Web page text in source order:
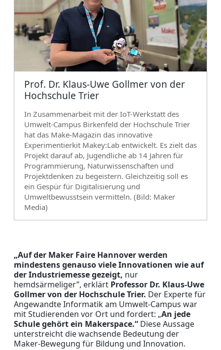
Prof. Dr. Klaus-Uwe Gollmer von der
Hochschule Trier
In Zusammenarbeit mit der IoT-Werkstatt des
Umwelt-Campus Birkenfeld der Hochschule Trier
hat das Make-Magazin das innovative
Experimentierkit Makey:Lab entwickelt. Es zielt das
Projekt darauf ab, Jugendliche ab 14 Jahren für
Programmierung, Naturwissenschaften und
Projektdenken zu begeistern. Gleichzeitig soll es
ein Gespür für Digitalisierung und
Umweltbewusstsein vermitteln. (Bild: Maker
Media)
„Auf der Maker Faire Hannover werden
mindestens genauso viele Innovationen wie auf
der Industriemesse gezeigt, nur
hemdsärmeliger”, erklärt Professor Dr. Klaus-Uwe
Gollmer von der Hochschule Trier. Der Experte für
Angewandte Informatik am Umwelt-Campus war
mit Studierenden vor Ort und fordert: „An jede
Schule gehört ein Makerspace.“ Diese Aussage
unterstreicht die wachsende Bedeutung der
Maker-Bewegung für Bildung und Innovation.